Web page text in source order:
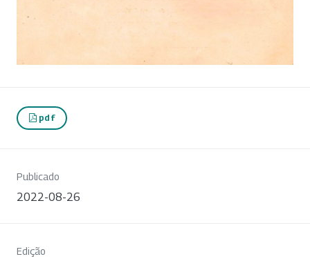
pdf
Publicado
2022-08-26
Edição